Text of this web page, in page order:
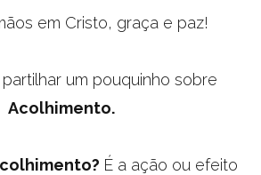
em Cristo, graça e paz!
um pouquinho sobre
Acolhimento.
É a ação ou efeito